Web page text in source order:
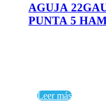
AGUJA
PUNTA 5
Leer más